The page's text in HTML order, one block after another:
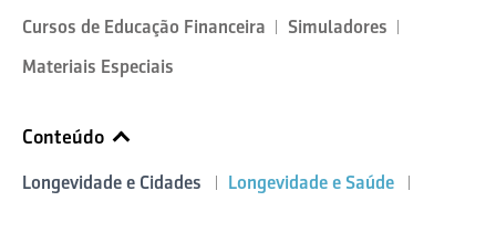
Cursos de Educação Financeira
Simuladores
Materiais Especiais
Conteúdo
Longevidade e Cidades Longevidade e Saúde